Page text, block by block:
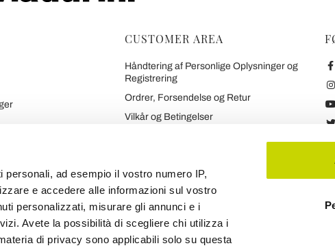
personali, ad esempio il vostro numero IP,
e accedere alle informazioni sul vostro
personalizzati, misurare gli annunci e i
Avete la possibilità di scegliere chi utilizza i
di privacy sono applicabili solo su questa
CUSTOMER AREA
Håndtering af Personlige Oplysninger og
Registrering
Ordrer, Forsendelse og Retur
Vilkår og Betingelser
Kontrakt
Personlige Oplysninger og Cookies